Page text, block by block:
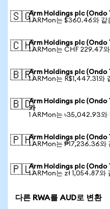
🇸🇬Arm Holdings plc (Ondo
1 ARMon는 $360.46와 같
🇨🇭Arm Holdings plc (Ondo
1 ARMon는 CHF 229.47
🇧🇷Arm Holdings plc (Ondo
1 ARMon는 R$1,447.31와
🇧🇩Arm Holdings plc (Ondo
카
1 ARMon는 ৳35,042.93와
🇵🇭Arm Holdings plc (Ondo
1 ARMon는 ₱17,236.36와
🇵🇱Arm Holdings plc (Ondo
1 ARMon는 zł 1,054.87와
다른 RWA를 AUD로 변환